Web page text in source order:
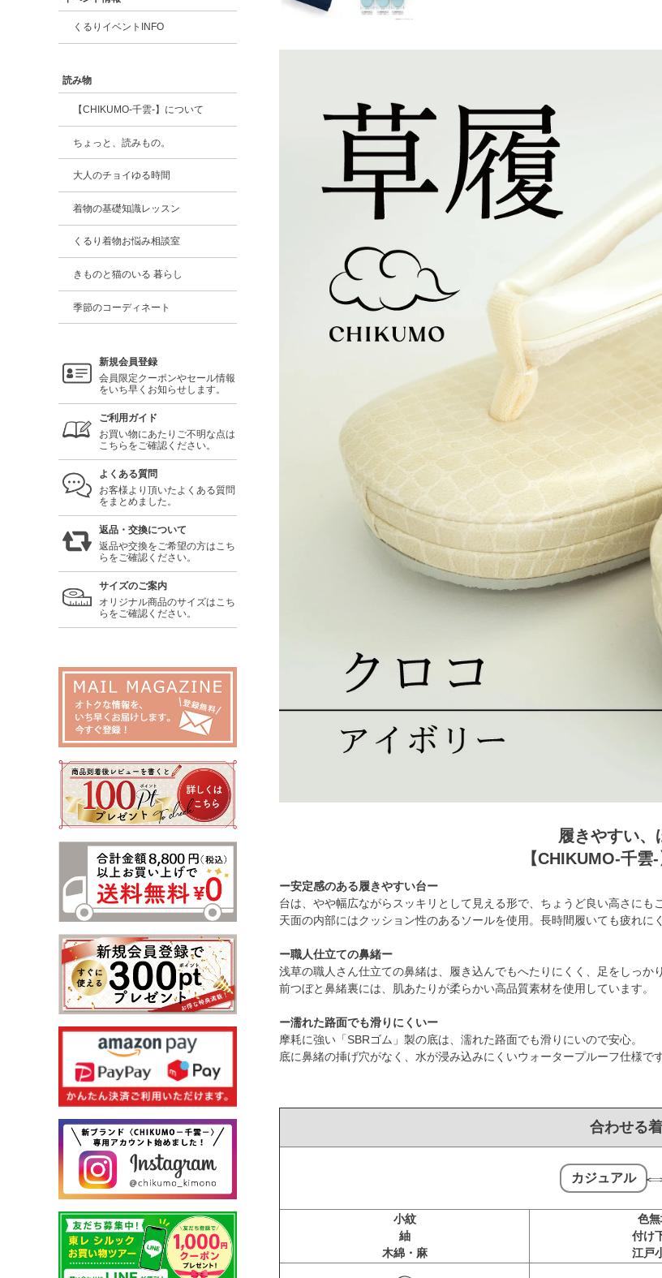
くるりイベントINFO
読み物
【CHIKUMO-千雲-】について
ちょっと、読みもの。
大人のチョイゆる時間
着物の基礎知識レッスン
くるり着物お悩み相談室
きものと猫のいる 暮らし
季節のコーディネート
新規会員登録
会員限定クーポンやセール情報
をいち早くお知らせします。
ご利用ガイド
お買い物にあたりご不明な点は
こちらをご確認ください。
よくある質問
お客様より頂いたよくある質問
をまとめました。
返品・交換について
返品や交換をご希望の方はこち
らをご確認ください。
サイズのご案内
オリジナル商品のサイズはこち
らをご確認ください。
履きやすい、
【CHIKUMO-千
ー安定感のある履きやすい台ー
台は、やや幅広ながらスッキリとして見える形で、ちょうど良い高さにも
天面の内部にはクッション性のあるソールを使用。長時間履いても疲れに
ー職人仕立ての鼻緒ー
浅草の職人さん仕立ての鼻緒は、履き込んでもへたりにくく、足をしっか
前つぼと鼻緒裏には、肌あたりが柔らかい高品質素材を使用しています。
ー濡れた路面でも滑りにくいー
摩耗に強い「SBRゴム」製の底は、濡れた路面でも滑りにいので安心。
底に鼻緒の挿げ穴がなく、水が浸み込みにくいウォータープルーフ仕様です
合わせる
カジュアル
小紋
紬
木綿・麻
色
付け
江戸